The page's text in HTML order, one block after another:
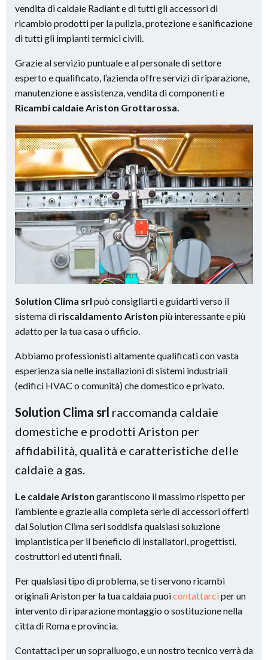
vendita di caldaie Radiant e di tutti gli accessori di
ricambio prodotti per la pulizia, protezione e sanificazione
di tutti gli impianti termici civili.
Grazie al servizio puntuale e al personale di settore
esperto e qualificato, l’azienda offre servizi di riparazione,
manutenzione e assistenza, vendita di componenti e
Ricambi caldaie Ariston Grottarossa.
Solution Clima srl può consigliarti e guidarti verso il
sistema di riscaldamento Ariston più interessante e più
adatto per la tua casa o ufficio.
Abbiamo professionisti altamente qualificati con vasta
esperienza sia nelle installazioni di sistemi industriali
(edifici HVAC o comunità) che domestico e privato.
Solution Clima srl raccomanda caldaie
domestiche e prodotti Ariston per
affidabilità, qualità e caratteristiche delle
caldaie a gas.
Le caldaie Ariston garantiscono il massimo rispetto per
l’ambiente e grazie alla completa serie di accessori offerti
dal Solution Clima serl soddisfa qualsiasi soluzione
impiantistica per il beneficio di installatori, progettisti,
costruttori ed utenti finali.
Per qualsiasi tipo di problema, se ti servono ricambi
originali Ariston per la tua caldaia puoicontattarciper un
intervento di riparazione montaggio o sostituzione nella
citta di Roma e provincia.
Contattaci per un sopralluogo, e un nostro tecnico verrà da